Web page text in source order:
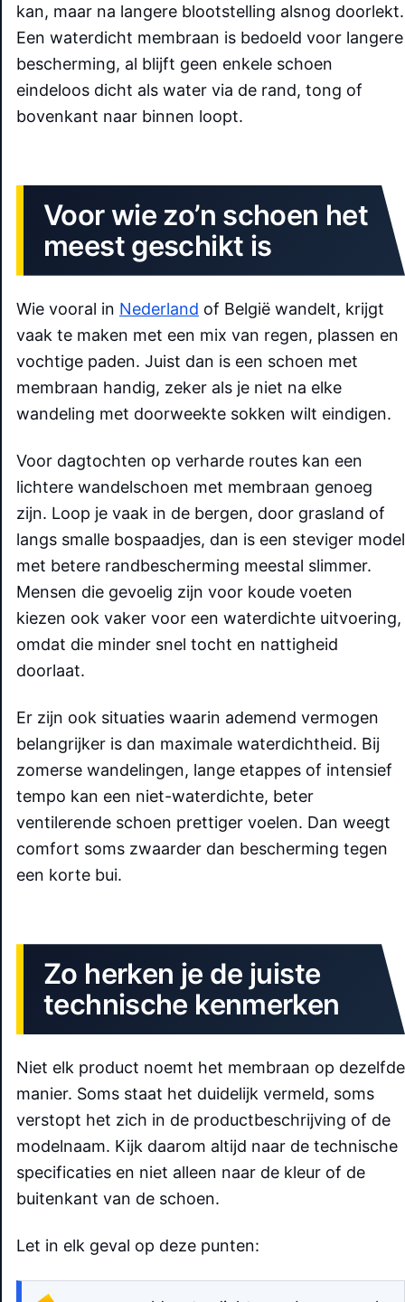
kan, maar na langere blootstelling alsnog doorlekt.
Een waterdicht membraan is bedoeld voor langere
bescherming, al blijft geen enkele schoen
eindeloos dicht als water via de rand, tong of
bovenkant naar binnen loopt.
Voor wie zo’n schoen het
meest geschikt is
Wie vooral in Nederland of België wandelt, krijgt
vaak te maken met een mix van regen, plassen en
vochtige paden. Juist dan is een schoen met
membraan handig, zeker als je niet na elke
wandeling met doorweekte sokken wilt eindigen.
Voor dagtochten op verharde routes kan een
lichtere wandelschoen met membraan genoeg
zijn. Loop je vaak in de bergen, door grasland of
langs smalle bospaadjes, dan is een steviger model
met betere randbescherming meestal slimmer.
Mensen die gevoelig zijn voor koude voeten
kiezen ook vaker voor een waterdichte uitvoering,
omdat die minder snel tocht en nattigheid
doorlaat.
Er zijn ook situaties waarin ademend vermogen
belangrijker is dan maximale waterdichtheid. Bij
zomerse wandelingen, lange etappes of intensief
tempo kan een niet-waterdichte, beter
ventilerende schoen prettiger voelen. Dan weegt
comfort soms zwaarder dan bescherming tegen
een korte bui.
Zo herken je de juiste
technische kenmerken
Niet elk product noemt het membraan op dezelfde
manier. Soms staat het duidelijk vermeld, soms
verstopt het zich in de productbeschrijving of de
modelnaam. Kijk daarom altijd naar de technische
specificaties en niet alleen naar de kleur of de
buitenkant van de schoen.
Let in elk geval op deze punten: